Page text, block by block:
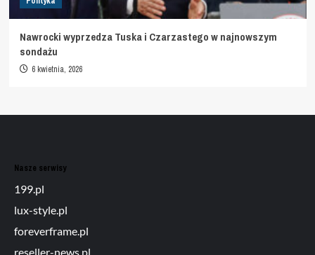
Nawrocki wyprzedza Tuska i Czarzastego w najnowszym
sondażu
6 kwietnia, 2026
Nasze serwisy
199.pl
lux-style.pl
foreverframe.pl
reseller-news.pl